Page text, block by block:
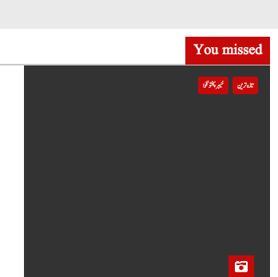
t
i
You missed
تازہ ترین خیبر پختونخوا